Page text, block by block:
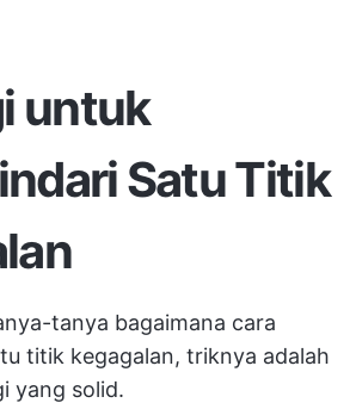
untuk
Satu Titik
tanya bagaimana cara
titik kegagalan, triknya adalah
yang solid.